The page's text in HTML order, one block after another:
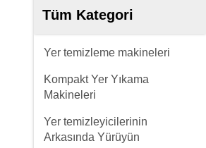
Tüm Kategori
Yer temizleme makineleri
Kompakt Yer Yıkama
Makineleri
Yer temizleyicilerinin
Arkasında Yürüyün